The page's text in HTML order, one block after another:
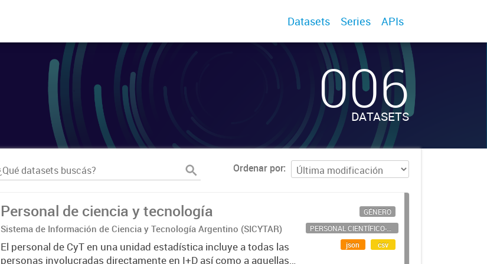
Datasets Series APIs
006
DATASETS
Ordenar por
Personal de ciencia y tecnología
Sistema de Información de Ciencia y Tecnología Argentino (SICYTAR)
El personal de CyT en una unidad estadística incluye a todas las
personas involucradas directamente en I+D así como a aquellas
GÉNERO
PERSONAL CIENTÍFICO-TECNOLÓGICO
json
csv